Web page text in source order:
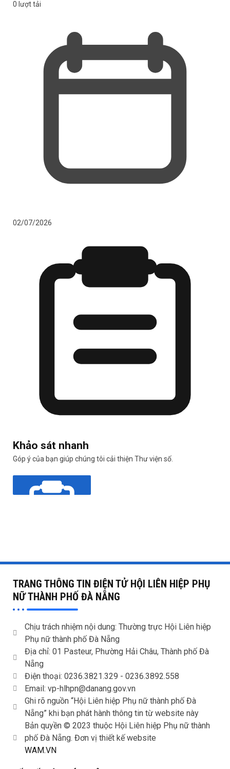
0 lượt tải
02/07/2026
Khảo sát nhanh
Góp ý của bạn giúp chúng tôi cải thiện Thư viện số.
TRANG THÔNG TIN ĐIỆN TỬ HỘI LIÊN HIỆP PHỤ
NỮ THÀNH PHỐ ĐÀ NẴNG
Chịu trách nhiệm nội dung: Thường trực Hội Liên hiệp
Phụ nữ thành phố Đà Nẵng
Địa chỉ: 01 Pasteur, Phường Hải Châu, Thành phố Đà
Nẵng
Điện thoại: 0236.3821.329 - 0236.3892.558
Email: vp-hlhpn@danang.gov.vn
Ghi rõ nguồn “Hội Liên hiệp Phụ nữ thành phố Đà
Nẵng” khi bạn phát hành thông tin từ website này
Bản quyền © 2023 thuộc Hội Liên hiệp Phụ nữ thành
phố Đà Nẵng. Đơn vị thiết kế website
WAM.VN